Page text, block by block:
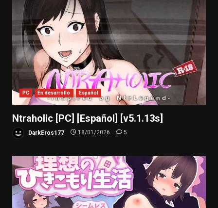
PC En desarrollo Español
Ntraholic [PC] [Español] [v5.1.13s]
DarkEros177 18/01/2026 5